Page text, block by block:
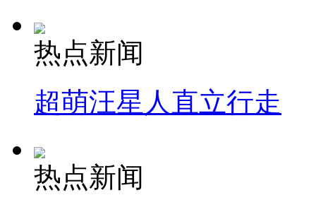
热点新闻
超萌汪星人直立行走
热点新闻